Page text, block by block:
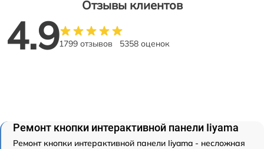
Отзывы клиентов
4.91799 отзывов 5358 оценок
Ремонт кнопки интерактивной панели Iiyama
Ремонт кнопки интерактивной панели Iiyama - несложная